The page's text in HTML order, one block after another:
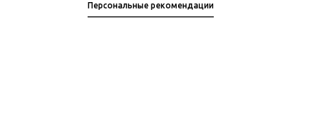
Персональные рекомендации